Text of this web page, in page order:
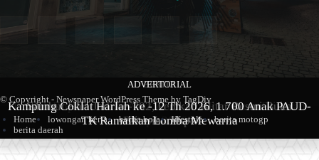
BERITA
Produk Kopi Premium Asal Wonodadi Ramaikan Blitarian
Expo 2026
BERITA
Sambut Hari Jadi ke-702, Pemkab Blitar Resmi Buka
Blitarian Expo
ADVERTORIAL
Kampung Coklat Harlah ke -12 Th 2026, 1.700 Anak PAUD-
TK Ramaikan Lomba Mewarna
© Copyright - Newspaper WordPress Theme by TagDiv
Home
lowongan kerja berita bola lifestyle
berita motogp
berita daerah